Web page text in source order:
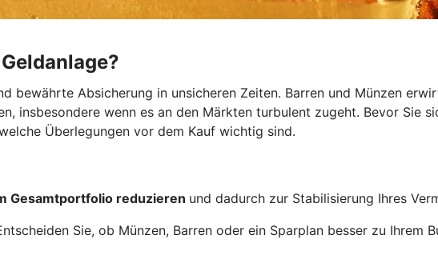
bewährte Absicherung in unsicheren Zeiten. Barren und Münzen
insbesondere wenn es an den Märkten turbulent zugeht. Bevor Sie
Überlegungen vor dem Kauf wichtig sind.
Gesamtportfolio reduzieren und dadurch zur Stabilisierung Ihres
Sie, ob Münzen, Barren oder ein Sparplan besser zu Ihrem